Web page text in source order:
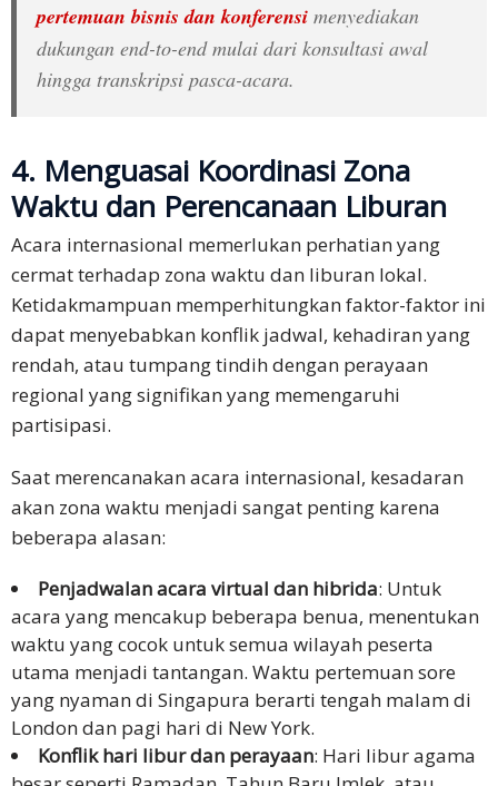
pertemuan bisnis dan konferensimenyediakan
dukungan end-to-end mulai dari konsultasi awal
hingga transkripsi pasca-acara.
4. Menguasai Koordinasi Zona
Waktu dan Perencanaan Liburan
Acara internasional memerlukan perhatian yang
cermat terhadap zona waktu dan liburan lokal.
Ketidakmampuan memperhitungkan faktor-faktor ini
dapat menyebabkan konflik jadwal, kehadiran yang
rendah, atau tumpang tindih dengan perayaan
regional yang signifikan yang memengaruhi
partisipasi.
Saat merencanakan acara internasional, kesadaran
akan zona waktu menjadi sangat penting karena
beberapa alasan:
Penjadwalan acara virtual dan hibrida: Untuk
acara yang mencakup beberapa benua, menentukan
waktu yang cocok untuk semua wilayah peserta
utama menjadi tantangan. Waktu pertemuan sore
yang nyaman di Singapura berarti tengah malam di
London dan pagi hari di New York.
Konflik hari libur dan perayaan: Hari libur agama